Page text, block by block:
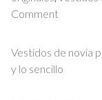
Commenton
de
Vestidos de novia
y lo sencillo